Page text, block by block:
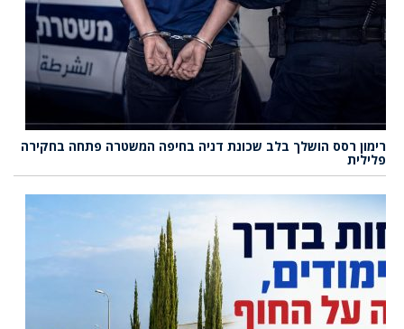
רימון רסס הושלך בלב שכונת דניה בחיפה המשטרה פתחה בחקירה
פלילית